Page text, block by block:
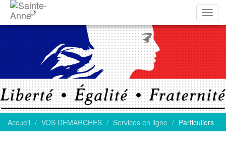
la
Accueil VOS DEMARCHES Services en ligne Particuliers